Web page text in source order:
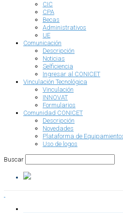
CIC
CPA
Becas
Administrativos
UE
Comunicación
Descripción
Noticias
Selficiencia
Ingresar al CONICET
Vinculación Tecnológica
Vinculación
INNOVAT
Formularios
Comunidad CONICET
Descripción
Novedades
Plataforma de
Uso de logos
Buscar